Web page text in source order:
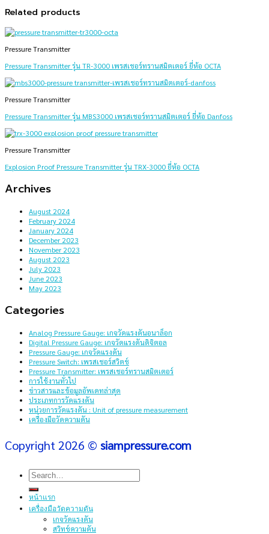
Related products
Pressure Transmitter
Pressure Transmitter รุ่น TR-3000 เพรสเชอร์ทรานสมิตเตอร์ ยี่ห้อ OCTA
Pressure Transmitter
Pressure Transmitter รุ่น MBS3000 เพรสเชอร์ทรานสมิตเตอร์ ยี่ห้อ Danfoss
Pressure Transmitter
Explosion Proof Pressure Transmitter รุ่น TRX-3000 ยี่ห้อ OCTA
Archives
August 2024
February 2024
January 2024
December 2023
November 2023
August 2023
July 2023
June 2023
May 2023
Categories
Analog Pressure Gauge: เกจวัดแรงดันอนาล็อก
Digital Pressure Gauge: เกจวัดแรงดันดิจิตอล
Pressure Gauge: เกจวัดแรงดัน
Pressure Switch: เพรสเชอร์สวิตช์
Pressure Transmitter: เพรสเชอร์ทรานสมิตเตอร์
การใช้งานทั่วไป
ข่าวสารและข้อมูลอัพเดทล่าสุด
ประเภทการวัดแรงดัน
หน่วยการวัดแรงดัน : Unit of pressure measurement
เครื่องมือวัดความดัน
Copyright 2026 © siampressure.com
Search
for:
หน้าแรก
เครื่องมือวัดความดัน
เกจวัดแรงดัน
สวิทช์ความดัน